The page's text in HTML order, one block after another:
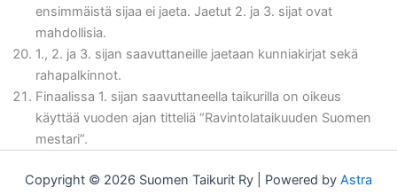
ensimmäistä sijaa ei jaeta. Jaetut 2. ja 3. sijat ovat
mahdollisia.
1., 2. ja 3. sijan saavuttaneille jaetaan kunniakirjat sekä
rahapalkinnot.
Finaalissa 1. sijan saavuttaneella taikurilla on oikeus
käyttää vuoden ajan titteliä “Ravintolataikuuden Suomen
mestari”.
Copyright © 2026 Suomen Taikurit Ry | Powered by Astra